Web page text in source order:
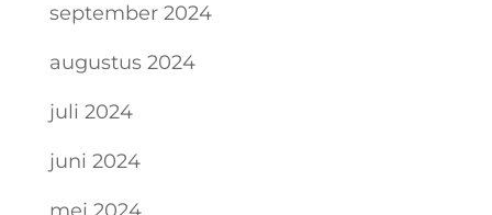
september 2024
augustus 2024
juli 2024
juni 2024